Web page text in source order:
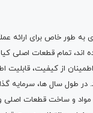
به طور خاص برای ارائه
تمام قطعات اصلی کیا و
از کیفیت، قابلیت
طول سال ها، سرمایه
مواد و ساخت قطعات